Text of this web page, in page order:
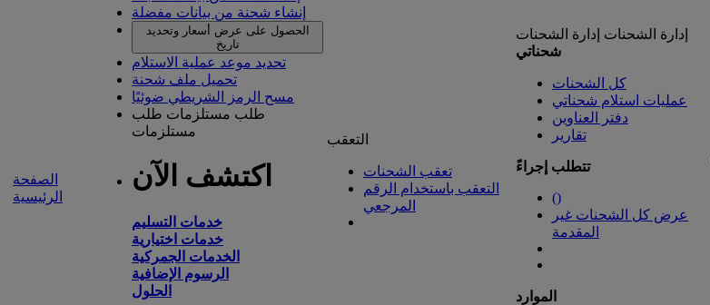
الصفحة
الرئيسية
إنشاء شحنة من بيانات مفضلة
الحصول على عرض أسعار وتحديد
تاريخ
تحديد موعد عملية الاستلام
تحميل ملف شحنة
مسح الرمز الشريطي ضوئيًا
طلب مستلزمات طلب
مستلزمات
اكتشف الآن
خدمات التسليم
خدمات اختيارية
الخدمات الجمركية
الرسوم الإضافية
الحلول
التعقب
تعقب الشحنات
التعقب باستخدام الرقم
المرجعي
إدارة الشحنات إدارة الشحنات
شحناتي
كل الشحنات
عمليات استلام شحناتي
دفتر العناوين
تقارير
تتطلب إجراءً
()
عرض كل الشحنات غير
المقدمة
الموارد